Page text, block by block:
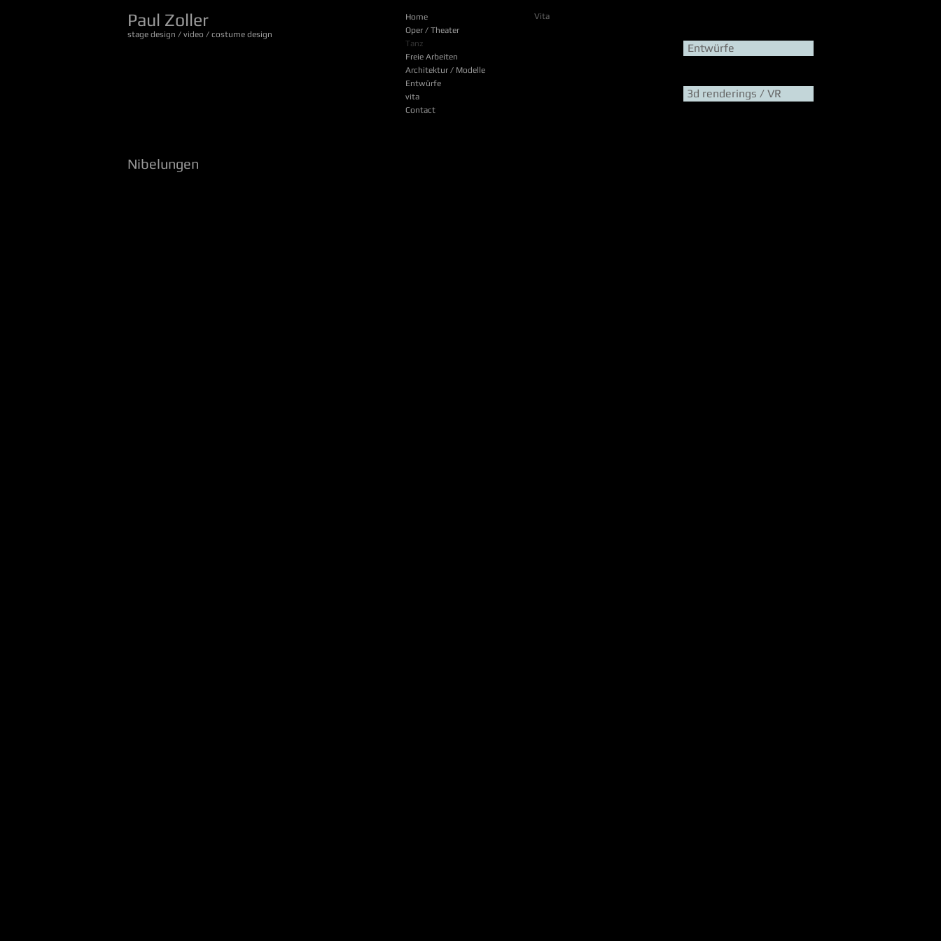
Paul Zoller
stage design / video / costume design
Home
Oper / Theater
Tanz
Freie Arbeiten
Architektur / Modelle
Entwürfe
vita
Contact
Vita
Entwürfe
3d renderings / VR
Nibelungen